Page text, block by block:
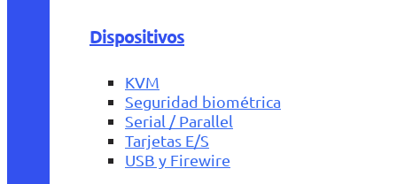
Dispositivos
KVM
Seguridad biométrica
Serial / Parallel
Tarjetas E/S
USB y Firewire